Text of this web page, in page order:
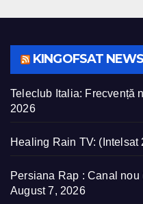
KINGOFSAT NEWS
Teleclub Italia: Frecvență
2026
Healing Rain TV: (Intelsat
Persiana Rap : Canal
August 7, 2026